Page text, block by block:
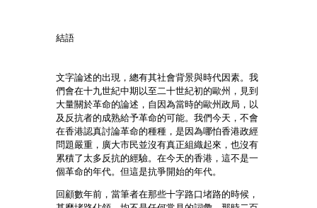
結語
文字論述的出現，總有其社會背景與時代因素。我
們會在十九世紀中期以至二十世紀初的歐州，見到
大量關於革命的論述，自因為當時的歐州政局，以
及反抗者的成熟給予革命的可能。我們今天，不會
在香港認真討論革命的種種，是因為哪怕香港政經
問題嚴重，廣大市民並沒有真正組織起來，也沒有
累積了太多反抗的經驗。在今天的香港，這不是一
個革命的年代。但這是抗爭開始的年代。
回顧數年前，當筆者在那些十字路口堵路的時候，